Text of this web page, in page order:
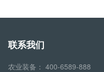
联系我们
农业装备：400-6589-888